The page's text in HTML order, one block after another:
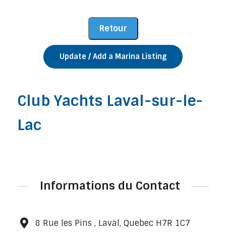
Update / Add a Marina Listing
Club Yachts Laval-sur-le-
Lac
Informations du Contact
8 Rue les Pins , Laval, Quebec H7R 1C7